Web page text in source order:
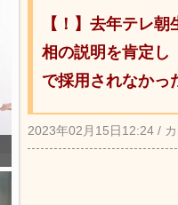
【！】去年テレ
相の説明を肯定し
で採用されなかっ
2023年02月15日12:24 / カ